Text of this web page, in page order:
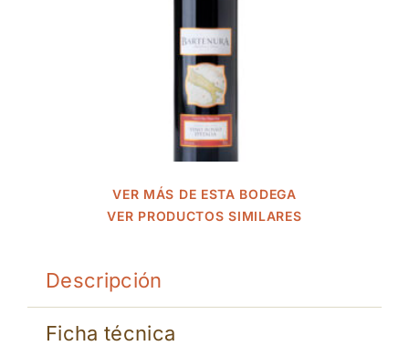
VER MÁS DE ESTA BODEGA
VER PRODUCTOS SIMILARES
Descripción
Ficha técnica